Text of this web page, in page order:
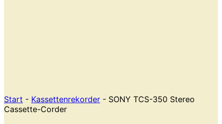
Start - Kassettenrekorder - SONY TCS-350 Stereo
Cassette-Corder